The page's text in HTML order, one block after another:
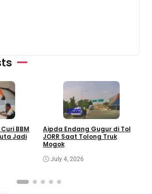
BBM
Jadi
News
Aipda Endang Gugur di Tol
JORR Saat Tolong Truk
Mogok
July 4, 2026